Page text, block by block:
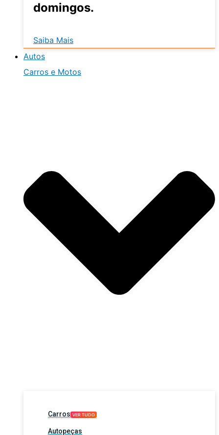
domingos.
Saiba Mais
Autos
Carros e Motos
Carros VER TUDO
Autopeças